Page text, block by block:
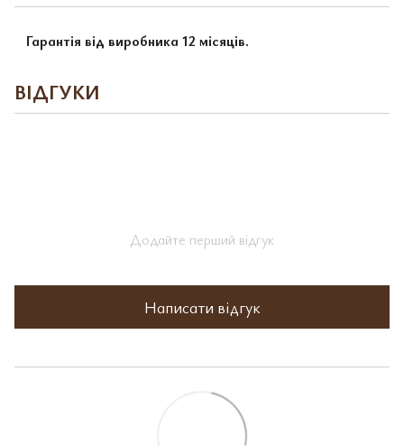
Гарантія від виробника 12 місяців.
ВІДГУКИ
Додайте перший відгук
Написати відгук